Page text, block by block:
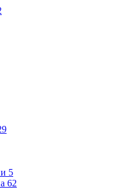
5
62